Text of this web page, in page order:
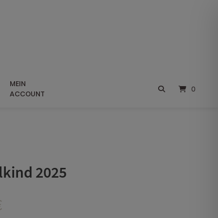
MEIN
ACCOUNT
0
2025
Preisspanne: